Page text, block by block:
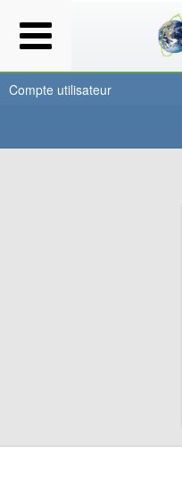
Vous
Compte utilisateur